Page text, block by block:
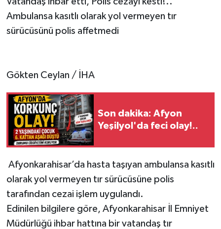
Ambulansa kasıtlı olarak yol vermeyen tır
sürücüsünü polis affetmedi
Gökten Ceylan / İHA
Son dakika: Afyon
Yeşilyol'da feci olay!..
Afyonkarahisar’da hasta taşıyan ambulansa kasıtlı
olarak yol vermeyen tır sürücüsüne polis
tarafından cezai işlem uygulandı.
Edinilen bilgilere göre, Afyonkarahisar İl Emniyet
Müdürlüğü ihbar hattına bir vatandaş tır